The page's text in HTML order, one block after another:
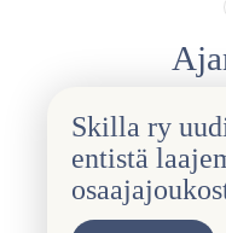
Skilla ry
entistä